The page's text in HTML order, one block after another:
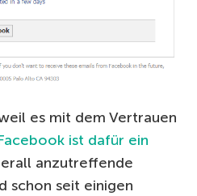
es mit dem Vertrauen
ist dafür ein
anzutreffende
schon seit einigen